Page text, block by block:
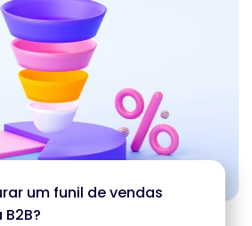
um funil de vendas